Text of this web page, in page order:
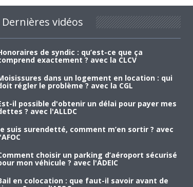
Dernières vidéos
de syndic : qu’est-ce que ça
exactement ? avec la CLCV
dans un logement en location : qui
régler le problème ? avec la CGL
il possible d'obtenir un délai pour payer mes
? avec l'ALLDC
suis surendetté, comment m’en sortir ? avec
choisir un parking d’aéroport sécurisé
mon véhicule ? avec l'ADEIC
en colocation : que faut-il savoir avant de